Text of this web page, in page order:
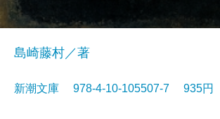
島崎藤村／著
新潮文庫 978-4-10-105507-7 935円